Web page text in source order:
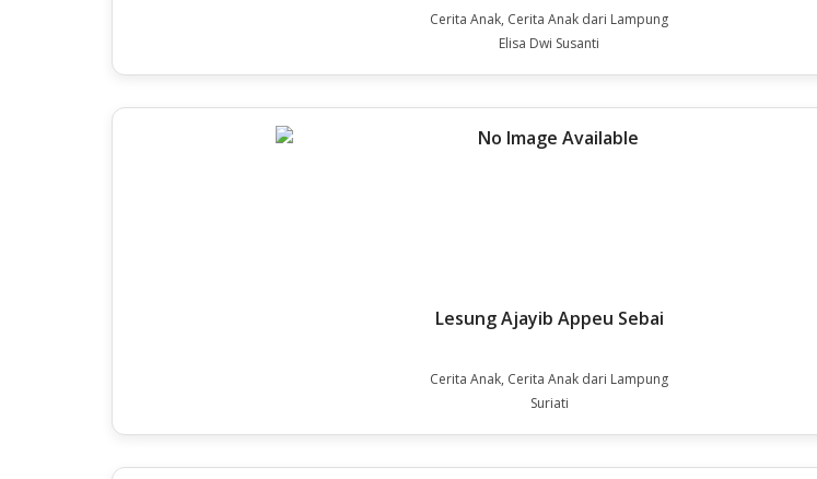
Cerita Anak, Cerita Anak dari Lampung
Elisa Dwi Susanti
Lesung Ajayib Appeu Sebai
Cerita Anak, Cerita Anak dari Lampung
Suriati